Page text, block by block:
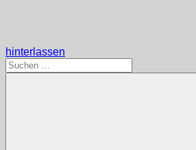
hinterlassen
Suchen
nach: